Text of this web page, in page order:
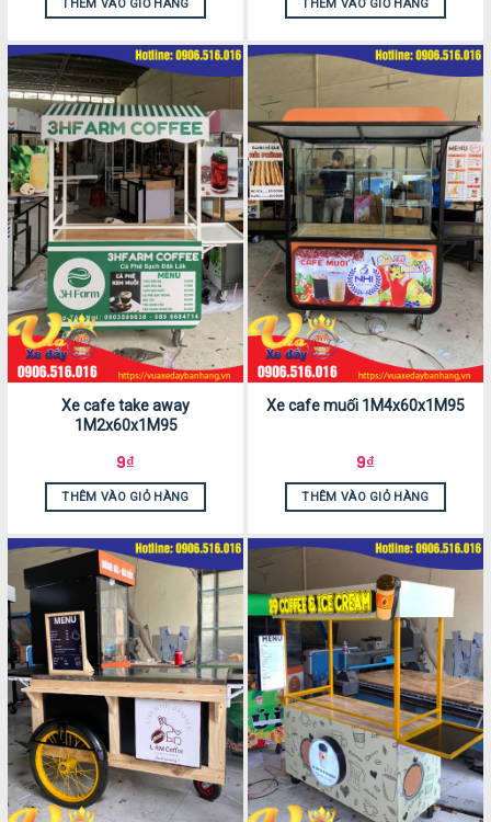
THÊM VÀO GIỎ HÀNG THÊM VÀO GIỎ HÀNG
Xe cafe take away
1M2x60x1M95
9₫
THÊM VÀO GIỎ HÀNG
Xe cafe muối 1M4x60x1M95
9₫
THÊM VÀO GIỎ HÀNG